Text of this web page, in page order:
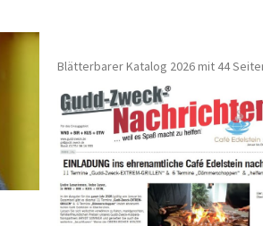
Blätterbarer Katalog 2026 mit 44